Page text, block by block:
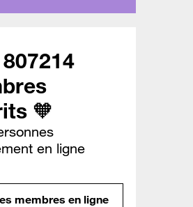
🧡
en ligne
membres en ligne